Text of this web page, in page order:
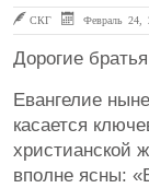
СКГ Февраль 24,
Дорогие
Евангелие
касается
христианской
вполне ясны: